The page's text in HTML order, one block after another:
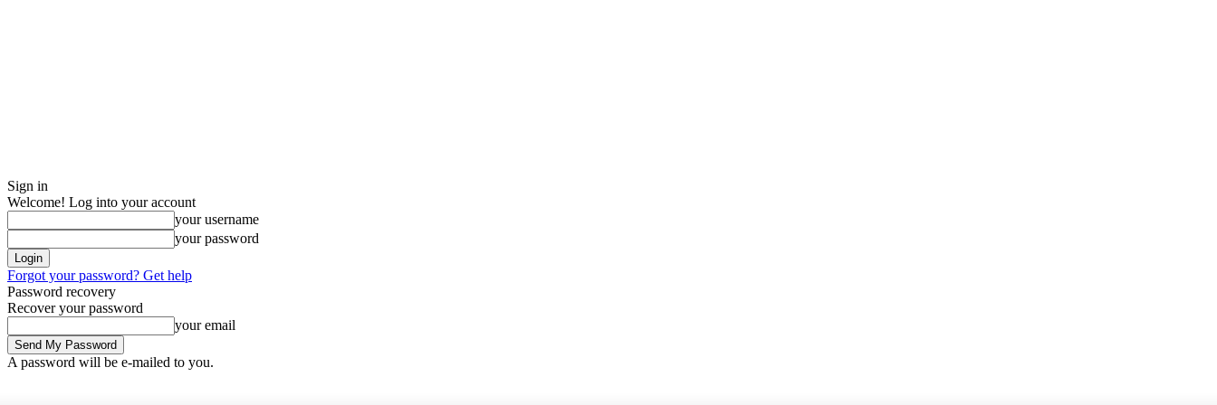
Sign in
Welcome! Log into your account
your username
your password
Forgot your password? Get help
Password recovery
Recover your password
your email
A password will be e-mailed to you.